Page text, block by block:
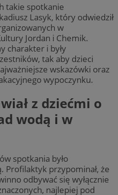
takie spotkanie
Lasyk, który odwiedził
w
Jordan i Chemik.
charakter i były
tak aby dzieci
wskazówki oraz
wypoczynku.
z dziećmi o
wodą i w
spotkania było
Profilaktyk przypominał, że
odbywać się wyłącznie
najlepiej pod